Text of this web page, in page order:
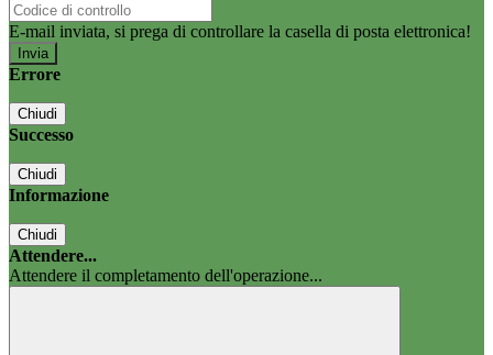
E-mail inviata, si prega di controllare la casella di posta elettronica!
Errore
Chiudi
Successo
Chiudi
Informazione
Chiudi
Attendere...
Attendere il completamento dell'operazione...